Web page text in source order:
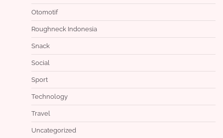
Otomotif
Roughneck Indonesia
Snack
Social
Sport
Technology
Travel
Uncategorized